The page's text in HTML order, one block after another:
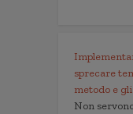
sprecare
metodo e
Non